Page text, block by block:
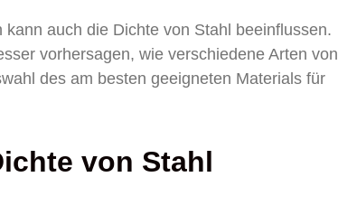
auch die Dichte von Stahl beeinflussen.
vorhersagen, wie verschiedene Arten von
des am besten geeigneten Materials für
von Stahl